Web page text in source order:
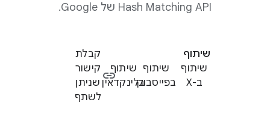
Hash Matching API של Google.
שיתוף
שיתוף
ב-X
שיתוף
בפייסבוק
שיתוף
בלינקדאין
קבלת
קישור
שניתן
לשתף